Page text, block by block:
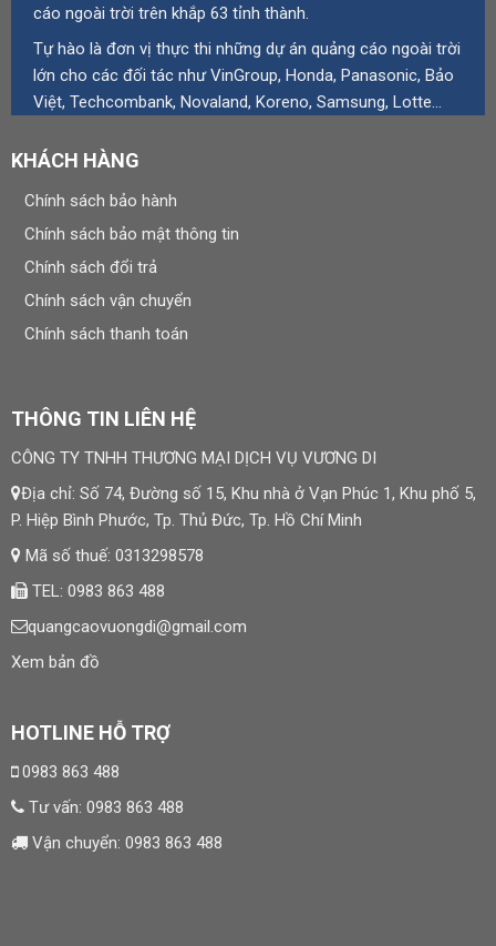
cáo ngoài trời trên khắp 63 tỉnh thành.
Tự hào là đơn vị thực thi những dự án quảng cáo ngoài trời
lớn cho các đối tác như VinGroup, Honda, Panasonic, Bảo
Việt, Techcombank, Novaland, Koreno, Samsung, Lotte…
KHÁCH HÀNG
Chính sách bảo hành
Chính sách bảo mật thông tin
Chính sách đổi trả
Chính sách vận chuyển
Chính sách thanh toán
THÔNG TIN LIÊN HỆ
CÔNG TY TNHH THƯƠNG MẠI DỊCH VỤ VƯƠNG DI
Địa chỉ: Số 74, Đường số 15, Khu nhà ở Vạn Phúc 1, Khu phố 5,
P. Hiệp Bình Phước, Tp. Thủ Đức, Tp. Hồ Chí Minh
Mã số thuế: 0313298578
TEL: 0983 863 488
quangcaovuongdi@gmail.com
Xem bản đồ
HOTLINE HỖ TRỢ
0983 863 488
Tư vấn: 0983 863 488
Vận chuyển: 0983 863 488